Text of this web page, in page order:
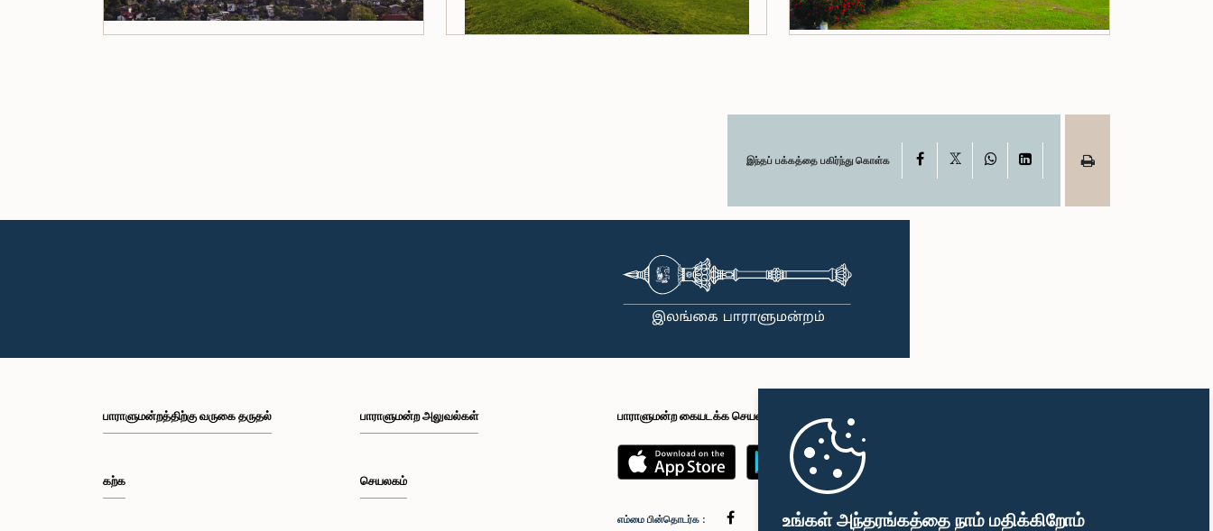
உங்கள் அந்தரங்கத்தை நாம் மதிக்கிறோம்
இந்தப் பக்கத்தை பகிர்ந்து கொள்க Facebook WhatsAppLinkedIn
பாராளுமன்றத்திற்கு வருகை தருதல்
கற்க
பாராளுமன்ற அலுவல்கள்
செயலகம்
பாராளுமன்ற கையடக்க செயலி
எம்மை பின்தொடர்க :